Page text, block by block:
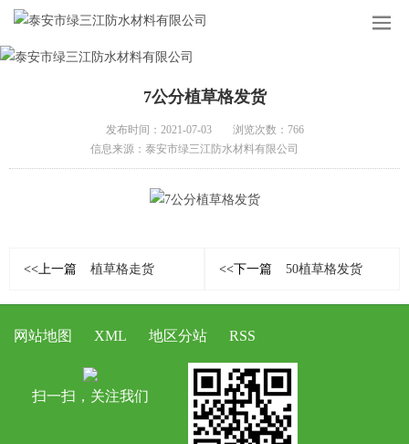
7公分植草格发货
发布时间：2021-07-03
浏览次数：766
信息来源：泰安市绿三江防水材料有限公司
<<上一篇 植草格走货 <<下一篇 50植草格发货
网站地图 XML 地区分站 RSS
扫一扫，关注我们